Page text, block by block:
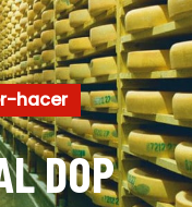
hacer
DOP